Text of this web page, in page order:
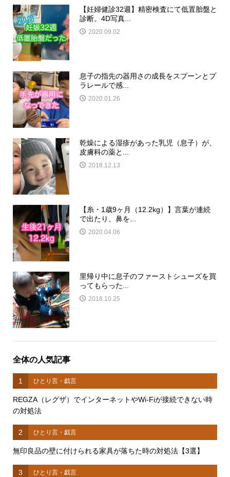
【妊婦健診32週】精密検査にて低置胎盤と
診断。4D写真...
2020.09.02
息子の指先の器用さの成長をスプーンとプ
ラレールで感...
2020.01.26
乾燥による湿疹があった乳児（息子）が、
皮膚科の薬と...
2018.12.13
【糸・1歳9ヶ月（12.2kg）】言葉が連続
で出たり、鼻を...
2020.04.06
里帰り中に息子のファーストシューズを買
ってもらった...
2018.10.25
全体の人気記事
1 ひとり言・戯言
REGZA（レグザ）でインターネットやWi-Fiが接続できない時
の対処法
2 ひとり言・戯言
無印良品の壁に付けられる家具が落ちた時の対処法【3選】
3 ひとり言・戯言